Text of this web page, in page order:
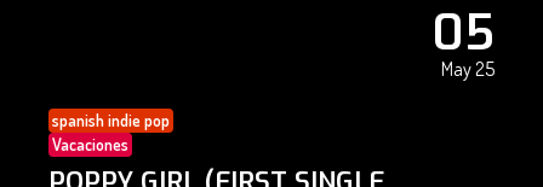
05
May 25
spanish indie pop
Vacaciones